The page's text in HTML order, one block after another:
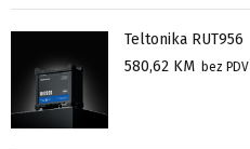
Teltonika RUT956
580,62 KM bez PDV